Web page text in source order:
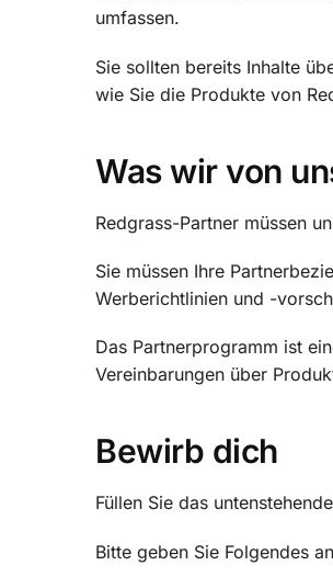
umfassen.
Sie sollten bereits Inhalte
wie Sie die Produkte von
Was wir von
Redgrass-Partner müssen
Sie müssen Ihre
Werberichtlinien und -
Das Partnerprogramm ist
Vereinbarungen über
Bewirb dich
Füllen Sie das
Bitte geben Sie Folgendes